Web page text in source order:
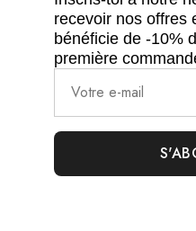
recevoir nos offres
bénéficie de -10%
première